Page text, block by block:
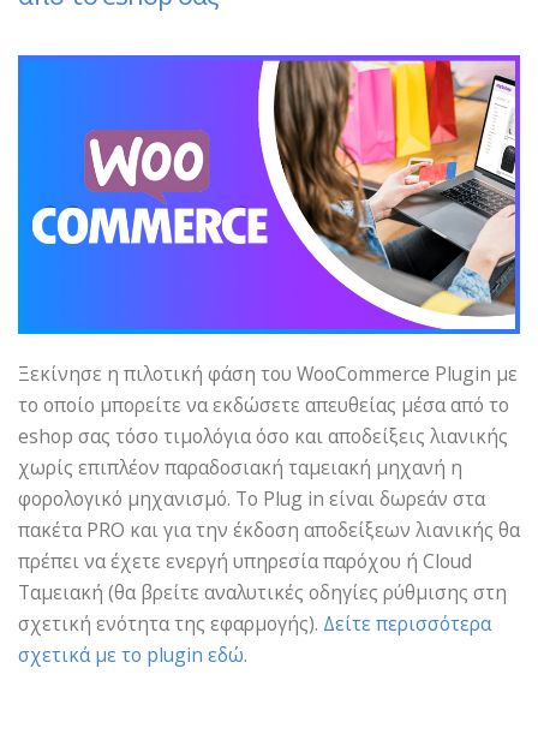
Ξεκίνησε η πιλοτική φάση του WooCommerce Plugin με
το οποίο μπορείτε να εκδώσετε απευθείας μέσα από το
eshop σας τόσο τιμολόγια όσο και αποδείξεις λιανικής
χωρίς επιπλέον παραδοσιακή ταμειακή μηχανή η
φορολογικό μηχανισμό. Το Plug in είναι δωρεάν στα
πακέτα PRO και για την έκδοση αποδείξεων λιανικής θα
πρέπει να έχετε ενεργή υπηρεσία παρόχου ή Cloud
Ταμειακή (θα βρείτε αναλυτικές οδηγίες ρύθμισης στη
σχετική ενότητα της εφαρμογής). Δείτε περισσότερα
σχετικά με το plugin εδώ.